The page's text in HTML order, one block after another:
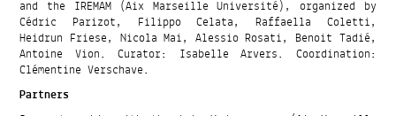
and the IREMAM (Aix Marseille Université), organized by
Cédric Parizot, Filippo Celata, Raffaella Coletti,
Heidrun Friese, Nicola Mai, Alessio Rosati, Benoit Tadié,
Antoine Vion. Curator: Isabelle Arvers. Coordination:
Clémentine Verschave.
Partners